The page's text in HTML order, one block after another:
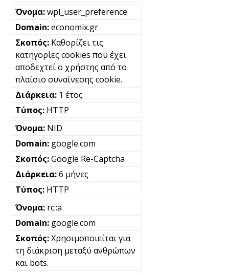
wpl_user_preference
economix.gr
Καθορίζει τις
κατηγορίες cookies που έχει
αποδεχτεί ο χρήστης από το
πλαίσιο συναίνεσης cookie.
1 έτος
HTTP
NID
google.com
Google Re-Captcha
6 μήνες
HTTP
rc::a
google.com
Χρησιμοποιείται για
τη διάκριση μεταξύ ανθρώπων
και bots.